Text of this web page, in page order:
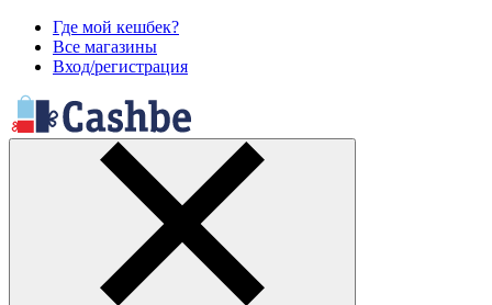
Где мой кешбек?
Все магазины
Вход/регистрация